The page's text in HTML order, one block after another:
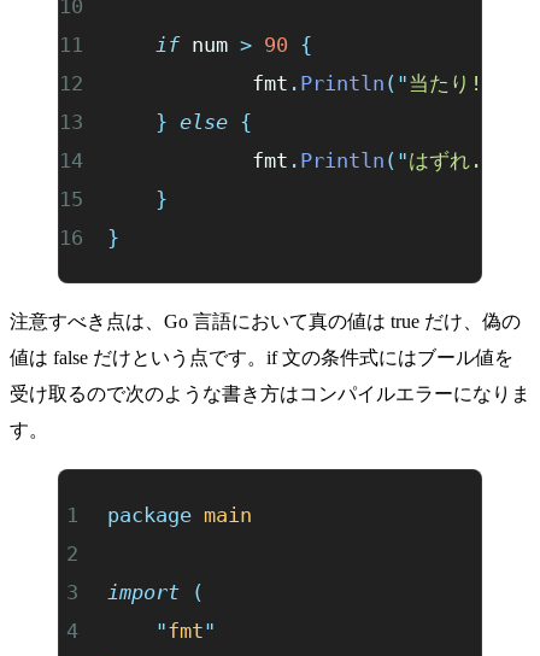
	if
num > 90 {
		fmt
. Println ( "当たり!
	}
else {
		fmt
. Println ( "はずれ...
	}
}
注意すべき点は、Go 言語において真の値は true だけ、偽の
値は false だけという点です。if 文の条件式にはブール値を
受け取るので次のような書き方はコンパイルエラーになりま
す。
package main
import (
	"
fmt"